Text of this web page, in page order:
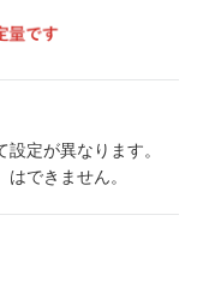
定が異なります。
できません。